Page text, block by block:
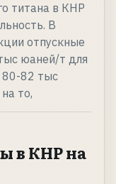
титана в КНР
В
отпускные
юаней/т для
80-82 тыс
то,
в КНР на